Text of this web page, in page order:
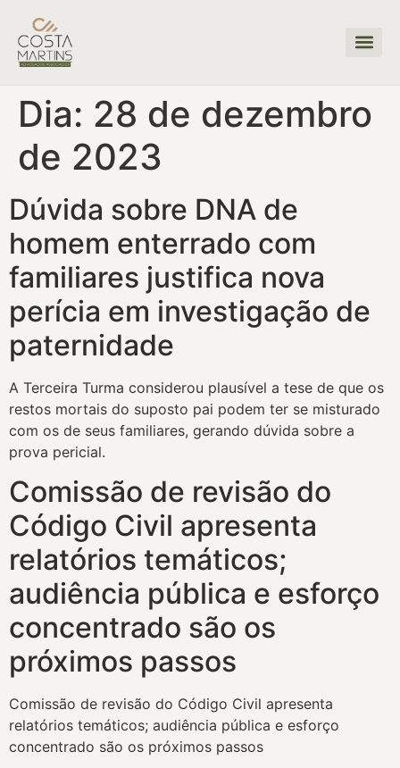
Dia: 28 de dezembro
de 2023
Dúvida sobre DNA de
homem enterrado com
familiares justifica nova
perícia em investigação de
paternidade
A Terceira Turma considerou plausível a tese de que os
restos mortais do suposto pai podem ter se misturado
com os de seus familiares, gerando dúvida sobre a
prova pericial.
Comissão de revisão do
Código Civil apresenta
relatórios temáticos;
audiência pública e esforço
concentrado são os
próximos passos
Comissão de revisão do Código Civil apresenta
relatórios temáticos; audiência pública e esforço
concentrado são os próximos passos